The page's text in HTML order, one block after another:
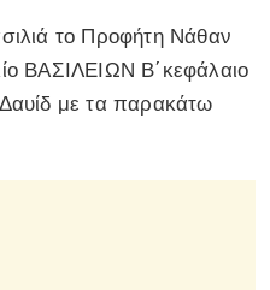
το Προφήτη Νάθαν
ΒΑΣΙΛΕΙΩΝ Β΄κεφάλαιο
με τα παρακάτω